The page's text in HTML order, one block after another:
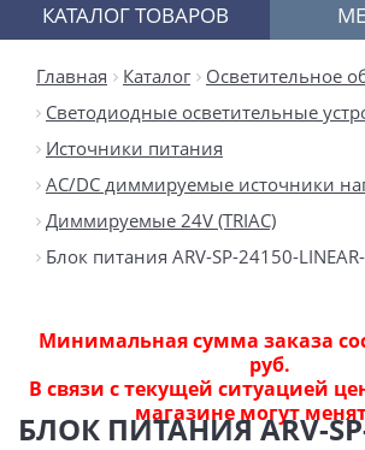
КАТАЛОГ ТОВАРОВ
Главная Каталог
Осветительное
Светодиодные осветительные
Источники питания
AC/DC диммируемые источники
Диммируемые 24V (TRIAC)
Блок питания ARV-SP-24150-
Минимальная сумма заказа
руб.
В связи с текущей ситуацией
магазине могут
БЛОК ПИТАНИЯ ARV-SP-